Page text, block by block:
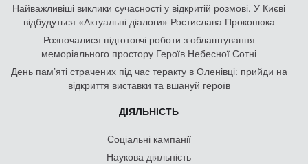
Найважливіші виклики сучасності у відкритій розмові. У Києві
відбудуться «Актуальні діалоги» Ростислава Прокопюка
Розпочалися підготовчі роботи з облаштування
меморіального простору Героїв Небесної Сотні
День памʼяті страчених під час теракту в Оленівці: прийди на
відкриття виставки та вшануй героїв
ДІЯЛЬНІСТЬ
Соціальні кампанії
Наукова діяльність